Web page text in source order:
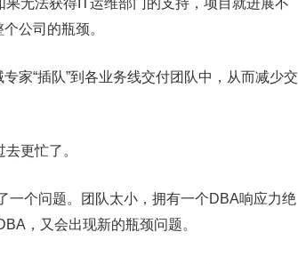
无法获得IT运维部门的支持，项目就进展不
公司的瓶颈。
家“插队”到各业务线交付团队中，从而减少交
更忙了。
一个问题。团队太小，拥有一个DBA响应力绝
，又会出现新的瓶颈问题。